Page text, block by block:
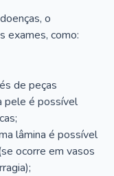
o
exames, como:
de peças
pele é possível
lâmina é possível
ocorre em vasos